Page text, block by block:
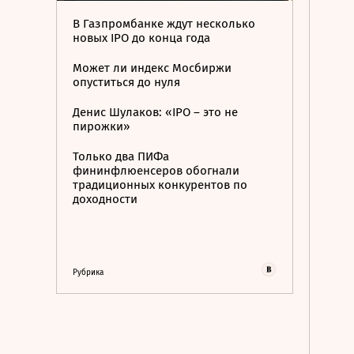
В Газпромбанке ждут несколько
новых IPO до конца года
Может ли индекс Мосбиржи
опуститься до нуля
Денис Шулаков: «IPO – это не
пирожки»
Только два ПИФа
фининфлюенсеров обогнали
традиционных конкурентов по
доходности
Рубрика